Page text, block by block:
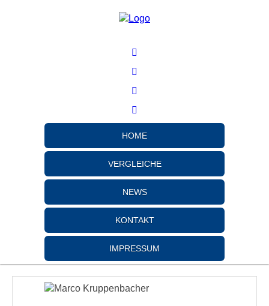
HOME
VERGLEICHE
NEWS
KONTAKT
IMPRESSUM